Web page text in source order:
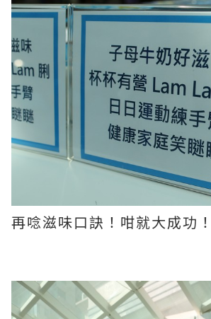
再唸滋味口訣！咁就大成功